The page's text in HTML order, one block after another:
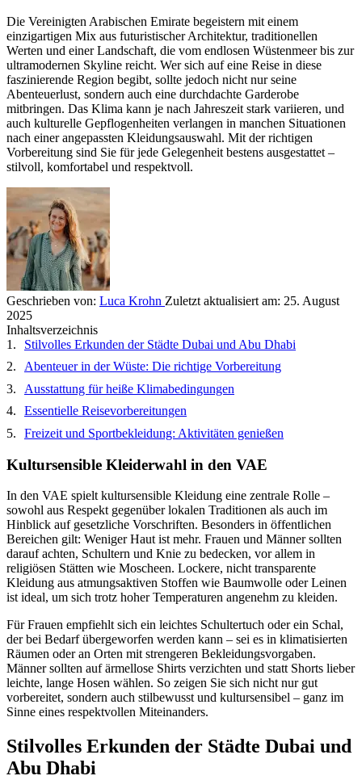
Die Vereinigten Arabischen Emirate begeistern mit einem
einzigartigen Mix aus futuristischer Architektur, traditionellen
Werten und einer Landschaft, die vom endlosen Wüstenmeer bis zur
ultramodernen Skyline reicht. Wer sich auf eine Reise in diese
faszinierende Region begibt, sollte jedoch nicht nur seine
Abenteuerlust, sondern auch eine durchdachte Garderobe
mitbringen. Das Klima kann je nach Jahreszeit stark variieren, und
auch kulturelle Gepflogenheiten verlangen in manchen Situationen
nach einer angepassten Kleidungsauswahl. Mit der richtigen
Vorbereitung sind Sie für jede Gelegenheit bestens ausgestattet –
stilvoll, komfortabel und respektvoll.
Geschrieben von: Luca Krohn Zuletzt aktualisiert am: 25. August
2025
Inhaltsverzeichnis
Stilvolles Erkunden der Städte Dubai und Abu Dhabi
Abenteuer in der Wüste: Die richtige Vorbereitung
Ausstattung für heiße Klimabedingungen
Essentielle Reisevorbereitungen
Freizeit und Sportbekleidung: Aktivitäten genießen
Kultursensible Kleiderwahl in den VAE
In den VAE spielt kultursensible Kleidung eine zentrale Rolle –
sowohl aus Respekt gegenüber lokalen Traditionen als auch im
Hinblick auf gesetzliche Vorschriften. Besonders in öffentlichen
Bereichen gilt: Weniger Haut ist mehr. Frauen und Männer sollten
darauf achten, Schultern und Knie zu bedecken, vor allem in
religiösen Stätten wie Moscheen. Lockere, nicht transparente
Kleidung aus atmungsaktiven Stoffen wie Baumwolle oder Leinen
ist ideal, um sich trotz hoher Temperaturen angenehm zu kleiden.
Für Frauen empfiehlt sich ein leichtes Schultertuch oder ein Schal,
der bei Bedarf übergeworfen werden kann – sei es in klimatisierten
Räumen oder an Orten mit strengeren Bekleidungsvorgaben.
Männer sollten auf ärmellose Shirts verzichten und statt Shorts lieber
leichte, lange Hosen wählen. So zeigen Sie sich nicht nur gut
vorbereitet, sondern auch stilbewusst und kultursensibel – ganz im
Sinne eines respektvollen Miteinanders.
Stilvolles Erkunden der Städte Dubai und
Abu Dhabi